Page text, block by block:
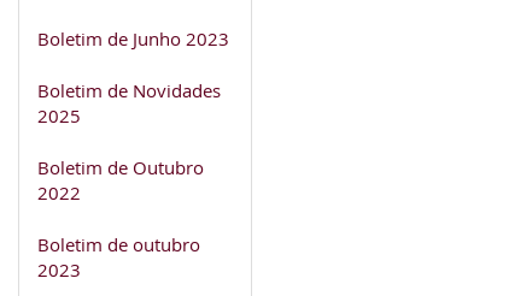
Boletim de Junho 2023
Boletim de Novidades
2025
Boletim de Outubro
2022
Boletim de outubro
2023